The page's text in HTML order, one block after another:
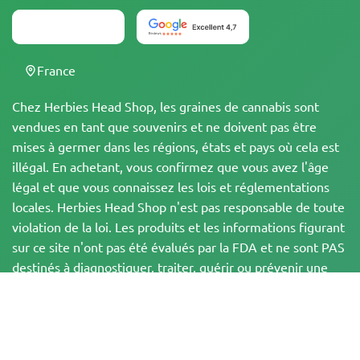
Chez Herbies Head Shop, les graines de cannabis sont
vendues en tant que souvenirs et ne doivent pas être
mises à germer dans les régions, états et pays où cela est
illégal. En achetant, vous confirmez que vous avez l'âge
légal et que vous connaissez les lois et réglementations
locales. Herbies Head Shop n'est pas responsable de toute
violation de la loi. Les produits et les informations figurant
sur ce site n'ont pas été évalués par la FDA et ne sont PAS
destinés à diagnostiquer, traiter, guérir ou prévenir une
France